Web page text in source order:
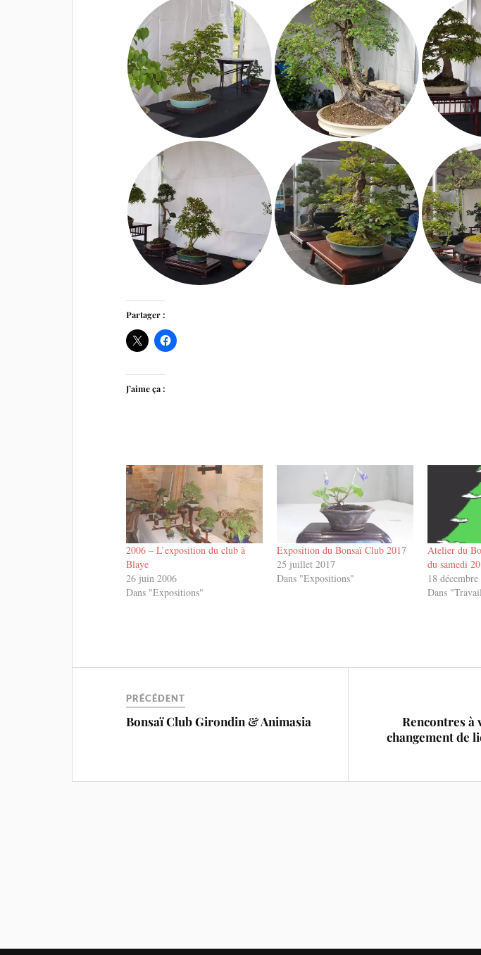
Partager :
J’aime ça :
2006 – L’exposition du club à
Blaye
26 juin 2006
Dans "Expositions"
Exposition du Bonsaï Club 2017
25 juillet 2017
Dans "Expositions"
Atelier du
du samedi
18
Dans
PRÉCÉDENT
Bonsaï Club Girondin & Animasia
Rencontres à
changement de